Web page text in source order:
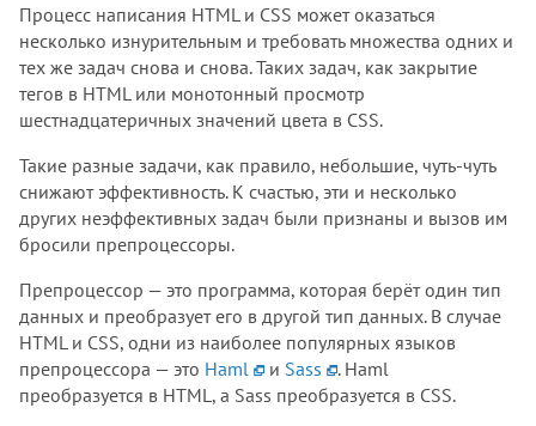
Процесс написания HTML и CSS может оказаться
несколько изнурительным и требовать множества одних и
тех же задач снова и снова. Таких задач, как закрытие
тегов в HTML или монотонный просмотр
шестнадцатеричных значений цвета в CSS.
Такие разные задачи, как правило, небольшие, чуть-чуть
снижают эффективность. К счастью, эти и несколько
других неэффективных задач были признаны и вызов им
бросили препроцессоры.
Препроцессор — это программа, которая берёт один тип
данных и преобразует его в другой тип данных. В случае
HTML и CSS, одни из наиболее популярных языков
препроцессора — это Haml и Sass
. Haml
преобразуется в HTML, а Sass преобразуется в CSS.